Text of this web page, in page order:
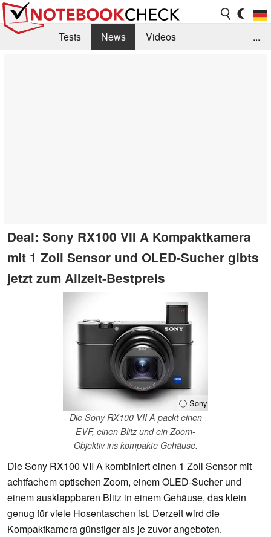
Tests News
Videos
...
Deal: Sony RX100 VII A Kompaktkamera
mit 1 Zoll Sensor und OLED-Sucher gibts
jetzt zum Allzeit-Bestpreis
ⓘ Sony
Die Sony RX100 VII A packt einen
EVF, einen Blitz und ein Zoom-
Objektiv ins kompakte Gehäuse.
Die Sony RX100 VII A kombiniert einen 1 Zoll Sensor mit
achtfachem optischen Zoom, einem OLED-Sucher und
einem ausklappbaren Blitz in einem Gehäuse, das klein
genug für viele Hosentaschen ist. Derzeit wird die
Kompaktkamera günstiger als je zuvor angeboten.